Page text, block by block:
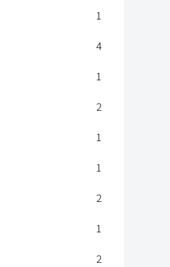
1
4
1
2
1
1
2
1
2